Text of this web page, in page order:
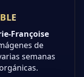
Françoise
de
semanas